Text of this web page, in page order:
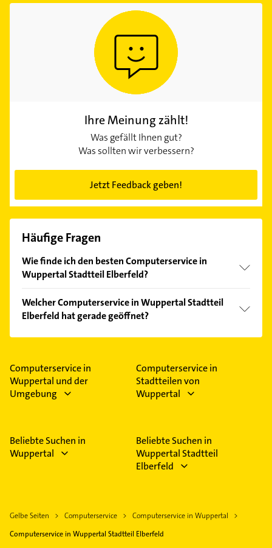
Ihre Meinung zählt!
Was gefällt Ihnen gut?
Was sollten wir verbessern?
Jetzt Feedback geben!
Häufige Fragen
Wie finde ich den besten Computerservice in
Wuppertal Stadtteil Elberfeld?
Kundenmeinungen und profitieren Sie von den
Empfehlungen. Die Suchergebnisse können Sie sich
einfach nachBewertungensortiert anzeigen lassen.
Welcher Computerservice in Wuppertal Stadtteil
Elberfeld hat gerade geöffnet?
Im Anbieter-Bereich finden Sie alleÖffnungszeiten.
Feiertagen abweichen können.
Computerservice in
Wuppertal und der
Umgebung
Computerservice in
Stadtteilen von
Wuppertal
Beliebte Suchen in
Wuppertal
Beliebte Suchen in
Wuppertal Stadtteil
Elberfeld
Gelbe Seiten Computerservice
Computerservice in Wuppertal
Computerservice in Wuppertal Stadtteil Elberfeld